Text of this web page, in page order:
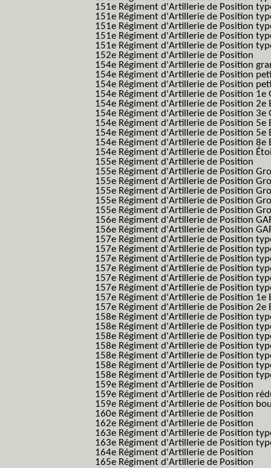
151e Régiment d'Artillerie de Position
151e Régiment d'Artillerie de Position
151e Régiment d'Artillerie de Position
151e Régiment d'Artillerie de Position
151e Régiment d'Artillerie de Position
152e Régiment d'Artillerie de Position
154e Régiment d'Artillerie de Position
154e Régiment d'Artillerie de Position
154e Régiment d'Artillerie de Position
154e Régiment d'Artillerie de Position 1e
154e Régiment d'Artillerie de Position 2e
154e Régiment d'Artillerie de Position 3e
154e Régiment d'Artillerie de Position 5e
154e Régiment d'Artillerie de Position 5e
154e Régiment d'Artillerie de Position 8e
154e Régiment d'Artillerie de Position
155e Régiment d'Artillerie de Position
155e Régiment d'Artillerie de Position
155e Régiment d'Artillerie de Position
155e Régiment d'Artillerie de Position
155e Régiment d'Artillerie de Position
155e Régiment d'Artillerie de Position
156e Régiment d'Artillerie de Position
156e Régiment d'Artillerie de Position
157e Régiment d'Artillerie de Position
157e Régiment d'Artillerie de Position
157e Régiment d'Artillerie de Position
157e Régiment d'Artillerie de Position
157e Régiment d'Artillerie de Position
157e Régiment d'Artillerie de Position
157e Régiment d'Artillerie de Position 1e
157e Régiment d'Artillerie de Position 2e
158e Régiment d'Artillerie de Position
158e Régiment d'Artillerie de Position
158e Régiment d'Artillerie de Position
158e Régiment d'Artillerie de Position
158e Régiment d'Artillerie de Position
158e Régiment d'Artillerie de Position
158e Régiment d'Artillerie de Position
159e Régiment d'Artillerie de Position
159e Régiment d'Artillerie de Position
159e Régiment d'Artillerie de Position
160e Régiment d'Artillerie de Position
162e Régiment d'Artillerie de Position
163e Régiment d'Artillerie de Position
163e Régiment d'Artillerie de Position
164e Régiment d'Artillerie de Position
165e Régiment d'Artillerie de Position